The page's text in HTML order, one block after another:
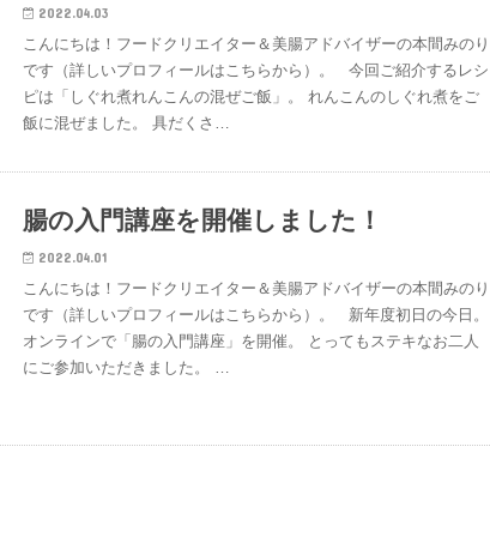
2022.04.03
こんにちは！フードクリエイター＆美腸アドバイザーの本間みのり
です（詳しいプロフィールはこちらから）。 今回ご紹介するレシ
ピは「しぐれ煮れんこんの混ぜご飯」。 れんこんのしぐれ煮をご
飯に混ぜました。 具だくさ…
腸の入門講座を開催しました！
2022.04.01
こんにちは！フードクリエイター＆美腸アドバイザーの本間みのり
です（詳しいプロフィールはこちらから）。 新年度初日の今日。
オンラインで「腸の入門講座」を開催。 とってもステキなお二人
にご参加いただきました。 …